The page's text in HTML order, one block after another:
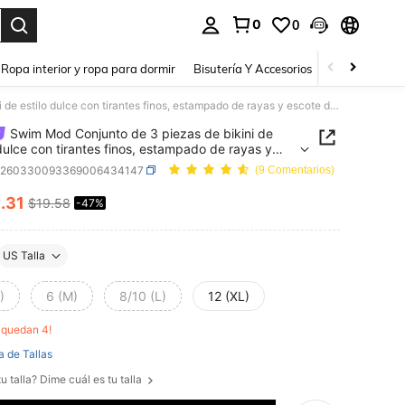
0 0
Ropa interior y ropa para dormir Bisutería Y Accesorios Zapatos
Swim Mod Conjunto de 3 piezas de bikini de estilo dulce con tirantes finos, estampado de rayas y escote descubierto en la espalda para mujer, ideal para playa y festivales de música en primavera y verano
Swim Mod Conjunto de 3 piezas de bikini de
con tirantes finos, estampado de rayas y
en la espalda para mujer, ideal para
festivales de música en primavera y verano
(9 Comentarios)
AND AVAILABILITY
.31 $19.58 -47%
US Talla
6 (M) 8/10 (L) 12 (XL)
quedan 4!
de Tallas
talla? Dime cuál es tu talla